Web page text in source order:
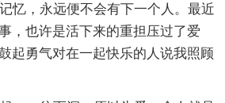
忆，永远便不会有下一个人。最近
，也许是活下来的重担压过了爱
起勇气对在一起快乐的人说我照顾